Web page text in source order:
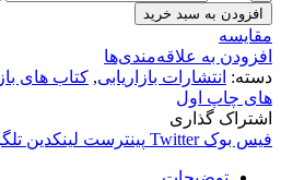
افزودن به سبد خرید
مقایسه
افزودن به علاقه‌مندی‌ها
دسته: انتشارات بازاریابی, کتاب های
های چاپ اول
اشتراک گذاری
فیس بوک Twitter پینترست لینکدین